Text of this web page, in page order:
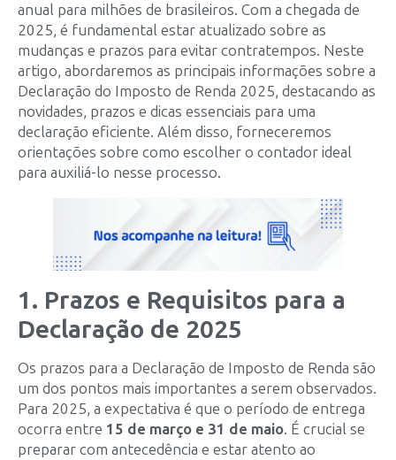
anual para milhões de brasileiros. Com a chegada de
2025, é fundamental estar atualizado sobre as
mudanças e prazos para evitar contratempos. Neste
artigo, abordaremos as principais informações sobre a
Declaração do Imposto de Renda 2025, destacando as
novidades, prazos e dicas essenciais para uma
declaração eficiente. Além disso, forneceremos
orientações sobre como escolher o contador ideal
para auxiliá-lo nesse processo.
1. Prazos e Requisitos para a
Declaração de 2025
Os prazos para a Declaração de Imposto de Renda são
um dos pontos mais importantes a serem observados.
Para 2025, a expectativa é que o período de entrega
ocorra entre 15 de março e 31 de maio. É crucial se
preparar com antecedência e estar atento ao